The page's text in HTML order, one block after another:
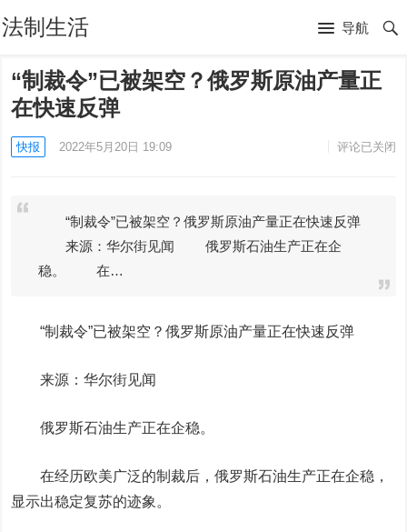
法制生活 导航
“制裁令”已被架空？俄罗斯原油产量正
在快速反弹
快报 2022年5月20日 19:09 评论已关闭
“制裁令”已被架空？俄罗斯原油产量正在快速反弹
来源：华尔街见闻 俄罗斯石油生产正在企
稳。 在…
“制裁令”已被架空？俄罗斯原油产量正在快速反弹
来源：华尔街见闻
俄罗斯石油生产正在企稳。
在经历欧美广泛的制裁后，俄罗斯石油生产正在企稳，
显示出稳定复苏的迹象。